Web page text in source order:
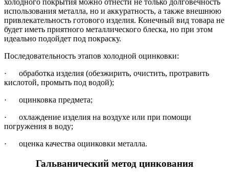
холодного покрытия можно отнести не только долговечность
использования металла, но и аккуратность, а также внешнюю
привлекательность готового изделия. Конечный вид товара не
будет иметь приятного металлического блеска, но при этом
идеально подойдет под покраску.
Последовательность этапов холодной оцинковки:
· обработка изделия (обезжирить, очистить, протравить
кислотой, промыть под водой);
· оцинковка предмета;
· охлаждение изделия на воздухе или при помощи
погружения в воду;
· оценка качества оцинковки металла.
Гальванический метод цинкования